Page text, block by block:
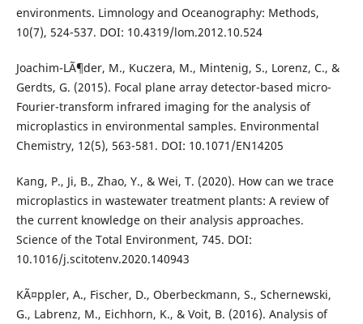
environments. Limnology and Oceanography: Methods,
10(7), 524-537. DOI: 10.4319/lom.2012.10.524
Joachim-LÃ¶der, M., Kuczera, M., Mintenig, S., Lorenz, C., &
Gerdts, G. (2015). Focal plane array detector-based micro-
Fourier-transform infrared imaging for the analysis of
microplastics in environmental samples. Environmental
Chemistry, 12(5), 563-581. DOI: 10.1071/EN14205
Kang, P., Ji, B., Zhao, Y., & Wei, T. (2020). How can we trace
microplastics in wastewater treatment plants: A review of
the current knowledge on their analysis approaches.
Science of the Total Environment, 745. DOI:
10.1016/j.scitotenv.2020.140943
KÃ¤ppler, A., Fischer, D., Oberbeckmann, S., Schernewski,
G., Labrenz, M., Eichhorn, K., & Voit, B. (2016). Analysis of